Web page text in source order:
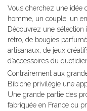
Vous cherchez une idée
homme, un couple, un
Découvrez une sélection
rétro, de bougies
artisanaux, de jeux
d’accessoires du
Contrairement aux
Bibiche privilégie une
Une grande partie des
fabriquée en France ou